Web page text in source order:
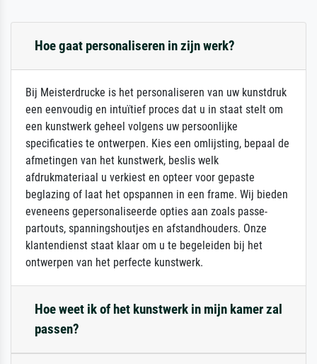
Hoe gaat personaliseren in zijn werk?
Bij Meisterdrucke is het personaliseren van uw kunstdruk
een eenvoudig en intuïtief proces dat u in staat stelt om
een kunstwerk geheel volgens uw persoonlijke
specificaties te ontwerpen. Kies een omlijsting, bepaal de
afmetingen van het kunstwerk, beslis welk
afdrukmateriaal u verkiest en opteer voor gepaste
beglazing of laat het opspannen in een frame. Wij bieden
eveneens gepersonaliseerde opties aan zoals passe-
partouts, spanningshoutjes en afstandhouders. Onze
klantendienst staat klaar om u te begeleiden bij het
ontwerpen van het perfecte kunstwerk.
Hoe weet ik of het kunstwerk in mijn kamer zal
passen?